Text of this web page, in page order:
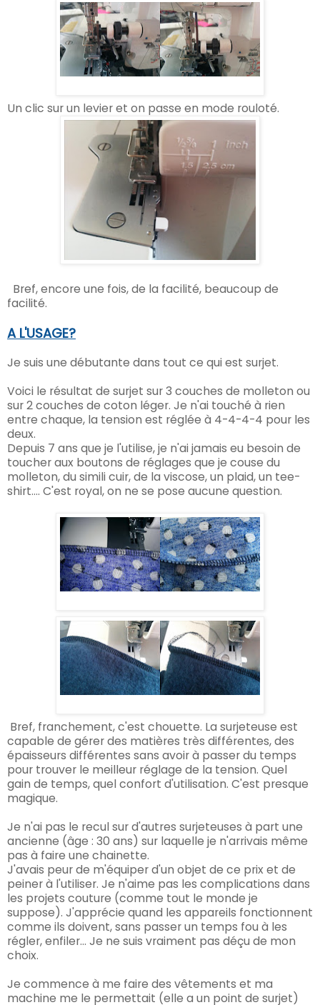
Un clic sur un levier et on passe en mode rouloté.
Bref, encore une fois, de la facilité, beaucoup de
facilité.
A L'USAGE?
Je suis une débutante dans tout ce qui est surjet.
Voici le résultat de surjet sur 3 couches de molleton ou
sur 2 couches de coton léger. Je n'ai touché à rien
entre chaque, la tension est réglée à 4-4-4-4 pour les
deux.
Depuis 7 ans que je l'utilise, je n'ai jamais eu besoin de
toucher aux boutons de réglages que je couse du
molleton, du simili cuir, de la viscose, un plaid, un tee-
shirt.... C'est royal, on ne se pose aucune question.
Bref, franchement, c'est chouette. La surjeteuse est
capable de gérer des matières très différentes, des
épaisseurs différentes sans avoir à passer du temps
pour trouver le meilleur réglage de la tension. Quel
gain de temps, quel confort d'utilisation. C'est presque
magique.
Je n'ai pas le recul surd'autres surjeteuses à part une
ancienne (âge : 30 ans) sur laquelle je n'arrivais même
pas à faire une chainette.
J'avais peur de m'équiper d'un objet de ce prix et de
peiner à l'utiliser. Je n'aime pas les complications dans
les projets couture (comme tout le monde je
suppose). J'apprécie quand les appareils fonctionnent
comme ils doivent, sans passer un temps fou à les
régler, enfiler... Je ne suis vraiment pas déçu de mon
choix.
Je commence à me faire des vêtements et ma
machine me le permettait (elle a un point de surjet)